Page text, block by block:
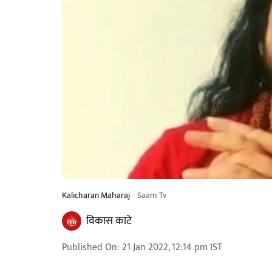
Kalicharan Maharaj Saam Tv
विकास काटे
Published On: 21 Jan 2022, 12:14 pm IST